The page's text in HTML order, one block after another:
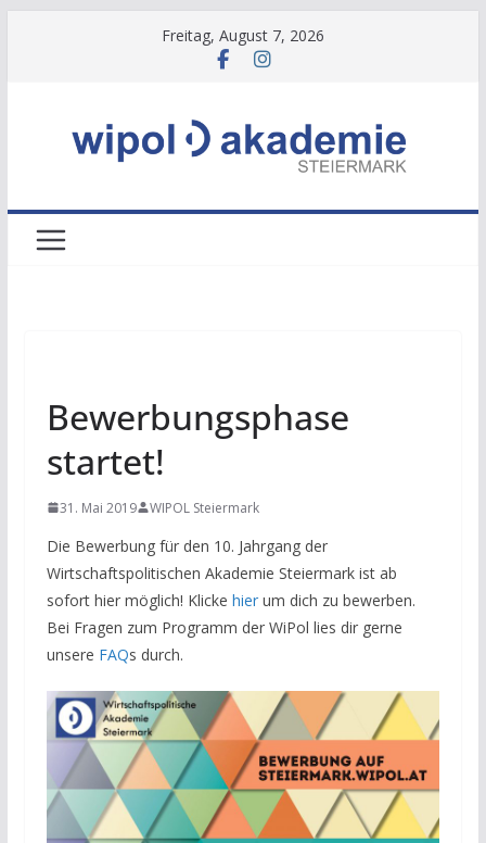
Freitag, August 7, 2026
Bewerbungsphase
startet!
31. Mai 2019 WIPOL Steiermark
Die Bewerbung für den 10. Jahrgang der
Wirtschaftspolitischen Akademie Steiermark ist ab
sofort hier möglich! Klicke hierum dich zu bewerben.
Bei Fragen zum Programm der WiPol lies dir gerne
unsere FAQs durch.